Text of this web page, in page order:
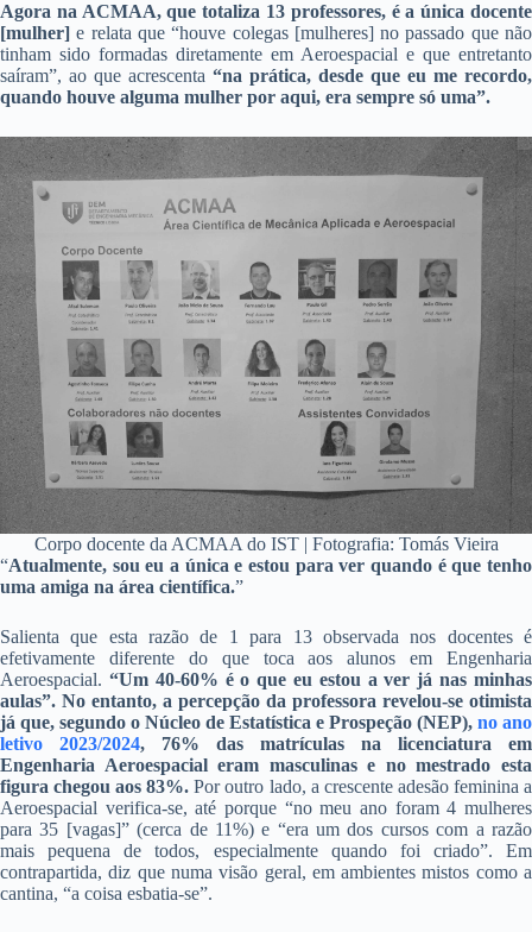
Agora na ACMAA, que totaliza 13 professores, é a única docente
[mulher] e relata que “houve colegas [mulheres] no passado que não
tinham sido formadas diretamente em Aeroespacial e que entretanto
saíram”, ao que acrescenta “na prática, desde que eu me recordo,
quando houve alguma mulher por aqui, era sempre só uma”.
Corpo docente da ACMAA do IST | Fotografia: Tomás Vieira
“Atualmente, sou eu a única e estou para ver quando é que tenho
uma amiga na área científica.”
Salienta que esta razão de 1 para 13 observada nos docentes é
efetivamente diferente do que toca aos alunos em Engenharia
Aeroespacial. “Um 40-60% é o que eu estou a ver já nas minhas
aulas”. No entanto, a percepção da professora revelou-se otimista
já que, segundo o Núcleo de Estatística e Prospeção (NEP), no ano
letivo 2023/2024, 76% das matrículas na licenciatura em
Engenharia Aeroespacial eram masculinas e no mestrado esta
figura chegou aos 83%. Por outro lado, a crescente adesão feminina a
Aeroespacial verifica-se, até porque “no meu ano foram 4 mulheres
para 35 [vagas]” (cerca de 11%) e “era um dos cursos com a razão
mais pequena de todos, especialmente quando foi criado”. Em
contrapartida, diz que numa visão geral, em ambientes mistos como a
cantina, “a coisa esbatia-se”.